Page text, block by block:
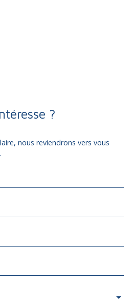
?
nous reviendrons vers vous